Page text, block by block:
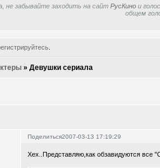
не забывайте заходить на сайт РусКино и
общем
.
»Девушки сериала
Поделиться2007-03-13 17:19:29
Хех..Представляю,как обзавидуются все